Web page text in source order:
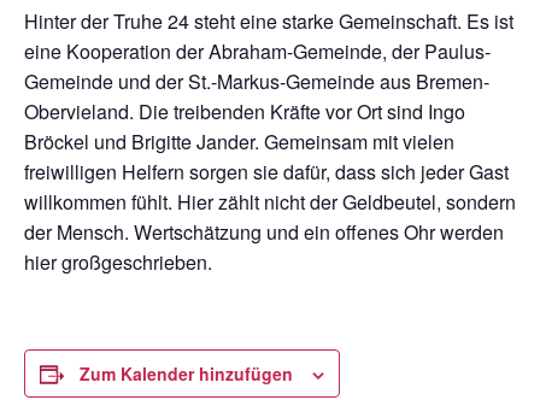
Hinter der Truhe 24 steht eine starke Gemeinschaft. Es ist
eine Kooperation der Abraham-Gemeinde, der Paulus-
Gemeinde und der St.-Markus-Gemeinde aus Bremen-
Obervieland. Die treibenden Kräfte vor Ort sind Ingo
Bröckel und Brigitte Jander. Gemeinsam mit vielen
freiwilligen Helfern sorgen sie dafür, dass sich jeder Gast
willkommen fühlt. Hier zählt nicht der Geldbeutel, sondern
der Mensch. Wertschätzung und ein offenes Ohr werden
hier großgeschrieben.
Zum Kalender hinzufügen